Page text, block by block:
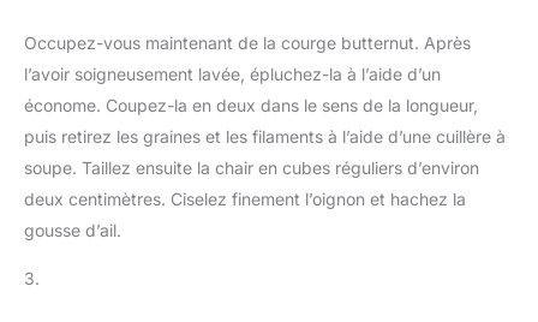
Occupez-vous maintenant de la courge butternut. Après
l’avoir soigneusement lavée, épluchez-la à l’aide d’un
économe. Coupez-la en deux dans le sens de la longueur,
puis retirez les graines et les filaments à l’aide d’une cuillère à
soupe. Taillez ensuite la chair en cubes réguliers d’environ
deux centimètres. Ciselez finement l’oignon et hachez la
gousse d’ail.
3.